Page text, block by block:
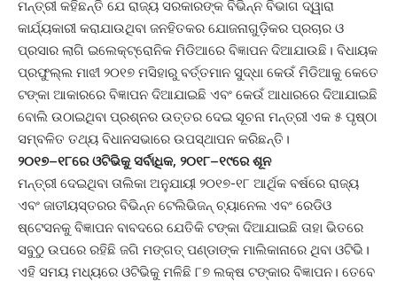
ମନ୍ତ୍ରୀ କହିଛନ୍ତି ଯେ ରାଜ୍ୟ ସରକାରଙ୍କ ବିଭିନ୍ନ ବିଭାଗ ଦ୍ୱାରା
କାର୍ଯ୍ୟକାରୀ କରାଯାଉଥିବା ଜନହିତକର ଯୋଜନାଗୁଡ଼ିକର ପ୍ରଚାର ଓ
ପ୍ରସାର ଲାଗି ଇଲେକ୍ଟ୍ରୋନିକ ମିଡିଆରେ ବିଜ୍ଞାପନ ଦିଆଯାଉଛି। ବିଧାୟକ
ପ୍ରଫୁଲ୍ଲ ମାଝୀ ୨୦୧୭ ମସିହାରୁ ବର୍ତ୍ତମାନ ସୁଦ୍ଧା କେଉଁ ମିଡିଆକୁ କେତେ
ଟଙ୍କା ଆକାରରେ ବିଜ୍ଞାପନ ଦିଆଯାଇଛି ଏବଂ କେଉଁ ଆଧାରରେ ଦିଆଯାଇଛି
ବୋଲି ଉଠାଇଥିବା ପ୍ରଶ୍ନର ଉତ୍ତର ଦେଇ ସୂଚନା ମନ୍ତ୍ରୀ ଏକ ୫ ପୃଷ୍ଠା
ସମ୍ବଳିତ ତଥ୍ୟ ବିଧାନସଭାରେ ଉପସ୍ଥାପନ କରିଛନ୍ତି।
୨୦୧୭–୧୮ରେ ଓଟିଭିକୁ ସର୍ବାଧିକ, ୨୦୧୮–୧୯ରେ ଶୂନ
ମନ୍ତ୍ରୀ ଦେଇଥିବା ତାଲିକା ଅନୁଯାୟୀ ୨୦୧୭-୧୮ ଆର୍ଥିକ ବର୍ଷରେ ରାଜ୍ୟ
ଏବଂ ଜାତୀୟସ୍ତରର ବିଭିନ୍ନ ଟେଲିଭିଜନ୍ ଚ୍ୟାନେଲ ଏବଂ ରେଡିଓ
ଷ୍ଟେସନକୁ ବିଜ୍ଞାପନ ବାବଦରେ ଯେତିକି ଟଙ୍କା ଦିଆଯାଇଛି ତାହା ଭିତରେ
ସବୁଠୁ ଉପରେ ରହିଛି ଜଗି ମଙ୍ଗତ୍ ପଣ୍ଡାଙ୍କ ମାଲିକାନାରେ ଥିବା ଓଟିଭି।
ଏହି ସମୟ ମଧ୍ୟରେ ଓଟିଭିକୁ ମଳିଛି ୮୭ ଲକ୍ଷ ଟଙ୍କାର ବିଜ୍ଞାପନ। ତେବେ